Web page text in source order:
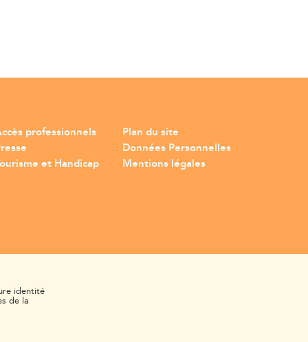
professionnels
et Handicap
Plan du site
Données Personnelles
Mentions légales
identité
de la